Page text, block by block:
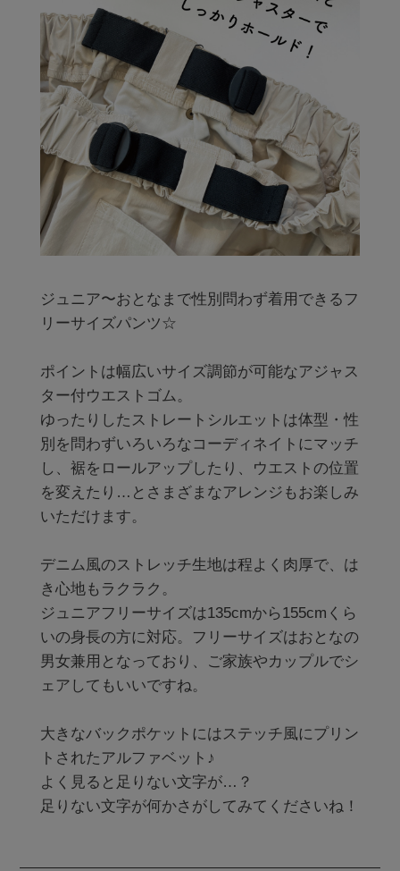
ジュニア〜おとなまで性別問わず着用できるフ
リーサイズパンツ☆
ポイントは幅広いサイズ調節が可能なアジャス
ター付ウエストゴム。
ゆったりしたストレートシルエットは体型・性
別を問わずいろいろなコーディネイトにマッチ
し、裾をロールアップしたり、ウエストの位置
を変えたり…とさまざまなアレンジもお楽しみ
いただけます。
デニム風のストレッチ生地は程よく肉厚で、は
き心地もラクラク。
ジュニアフリーサイズは135cmから155cmくら
いの身長の方に対応。フリーサイズはおとなの
男女兼用となっており、ご家族やカップルでシ
ェアしてもいいですね。
大きなバックポケットにはステッチ風にプリン
トされたアルファベット♪
よく見ると足りない文字が…？
足りない文字が何かさがしてみてくださいね！